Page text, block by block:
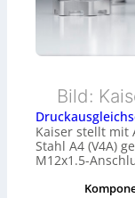
Bild:
Kaiser stellt mit
Stahl A4 (V4A)
M12x1.5-